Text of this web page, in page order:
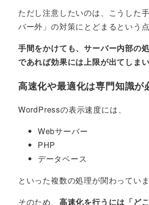
ただし注意したいのは、こうした
バー外」の対策にとどまるという点
手間をかけても、サーバー内部の
であれば効果には上限が出てしまい
高速化や最適化は専門知識が
WordPressの表示速度には、
Webサーバー
PHP
データベース
といった複数の処理が関わっていま
そのため、 高速化を行うには「ど